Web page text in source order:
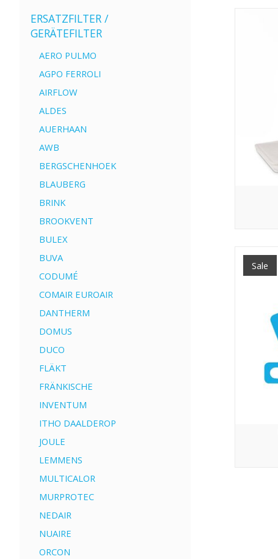
ERSATZFILTER /
GERÄTEFILTER
AERO PULMO
AGPO FERROLI
AIRFLOW
ALDES
AUERHAAN
AWB
BERGSCHENHOEK
BLAUBERG
BRINK
BROOKVENT
BULEX
BUVA
CODUMÉ
COMAIR EUROAIR
DANTHERM
DOMUS
DUCO
FLÄKT
FRÄNKISCHE
INVENTUM
ITHO DAALDEROP
JOULE
LEMMENS
MULTICALOR
MURPROTEC
NEDAIR
NUAIRE
ORCON
Sale